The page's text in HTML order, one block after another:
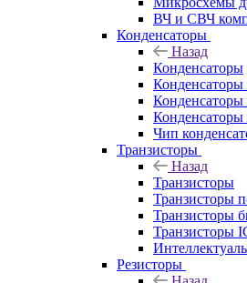
ВЧ и СВЧ
Конденсаторы
Назад
Конденсаторы
Конденсаторы
Конденсаторы
Чип
Транзисторы
Назад
Транзисторы
Транзисторы
Транзисторы
Транзисторы
Резисторы